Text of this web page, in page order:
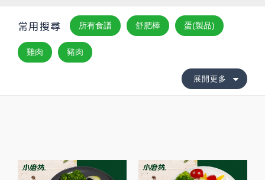
常用搜尋 所有食譜 舒肥棒 蛋(製品)
雞肉 豬肉
展開更多